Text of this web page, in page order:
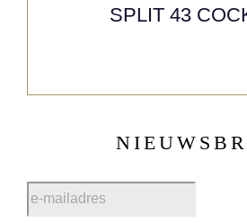
SPLIT 43